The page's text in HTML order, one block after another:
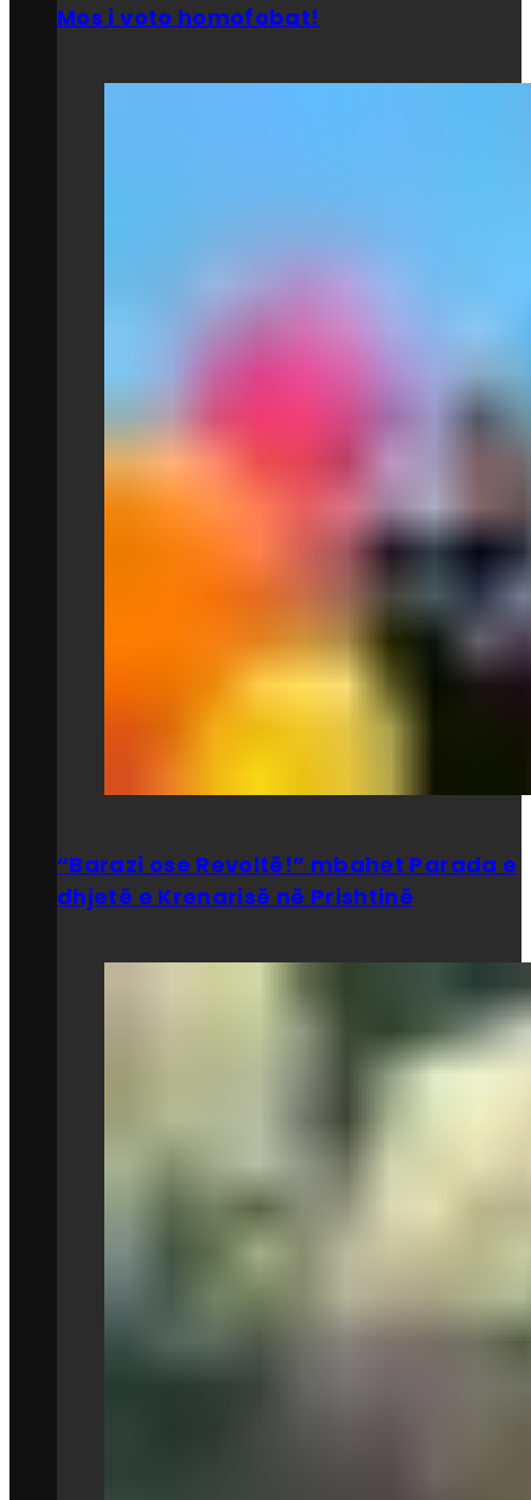
Mos i voto homofobat!
“Barazi ose Revoltë!” mbahet Parada e
dhjetë e Krenarisë në Prishtinë